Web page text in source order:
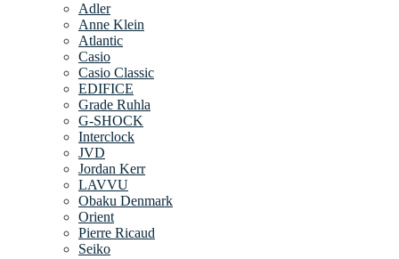
Adler
Anne Klein
Atlantic
Casio
Casio Classic
EDIFICE
Grade Ruhla
G-SHOCK
Interclock
JVD
Jordan Kerr
LAVVU
Obaku Denmark
Orient
Pierre Ricaud
Seiko